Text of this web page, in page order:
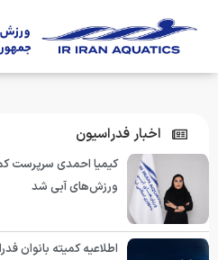
اخبار فدراسیون
کیمیا احمدی سرپرست
ورزش‌های آبی شد
اطلاعیه کمیته بانوان